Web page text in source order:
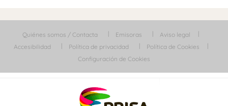
Quiénes somos / Contacta Emisoras
Aviso legal
Accesibilidad
Política de privacidad
Política de Cookies
Configuración de Cookies